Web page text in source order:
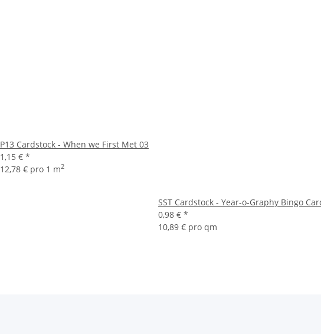
P13 Cardstock - When we First Met 03
1,15 € *
12,78 € pro 1 m2
SST Cardstock - Year-o-Graphy Bingo
0,98 € *
10,89 € pro qm